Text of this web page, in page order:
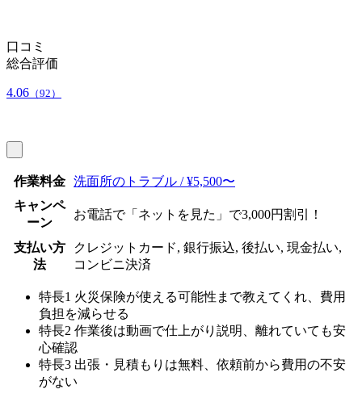
口コミ
総合評価
4.06 （92）
作業料金 洗面所のトラブル / ¥5,500〜
キャンペ
ーン
お電話で「ネットを見た」で3,000円割引！
支払い方
法
クレジットカード, 銀行振込, 後払い, 現金払い,
コンビニ決済
特長1 火災保険が使える可能性まで教えてくれ、費用
負担を減らせる
特長2 作業後は動画で仕上がり説明、離れていても安
心確認
特長3 出張・見積もりは無料、依頼前から費用の不安
がない